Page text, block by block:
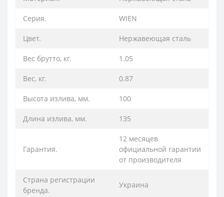
Серия. WIEN
Цвет. Нержавеющая сталь
Вес брутто, кг. 1.05
Вес, кг. 0.87
Высота излива, мм. 100
Длина излива, мм. 135
Гарантия.
12 месяцев
официальной гарантии
от производителя
Страна регистрации
бренда.
Украина